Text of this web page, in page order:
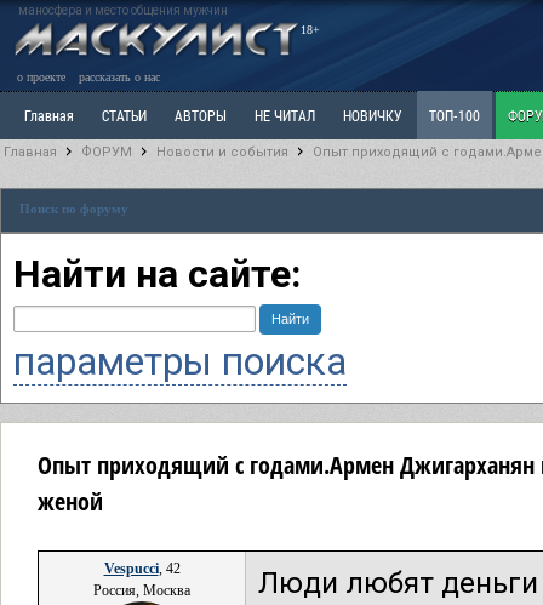
маносфера и место общения мужчин
18+
о проекте рассказать о нас
Главная СТАТЬИ АВТОРЫ НЕ ЧИТАЛ НОВИЧКУ ТОП-100
Ветка: Наболевшее. Выскажись!
РАЗДЕЛ: Разное
Главная ФОРУМ Новости и события Опыт приходящий с
Поиск по форуму
Найти на сайте:
параметры поиска
Опыт приходящий с годами.Армен Джигарханян
женой
Vespucci, 42
Россия, Москва
Люди любят деньги